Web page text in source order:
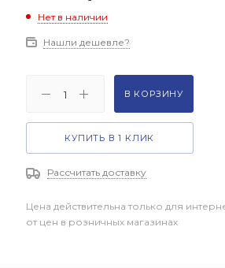
Нет в наличии
Нашли дешевле?
В КОРЗИНУ
КУПИТЬ В 1 КЛИК
Рассчитать доставку
Цена действительна только для
от цен в розничных магазинах